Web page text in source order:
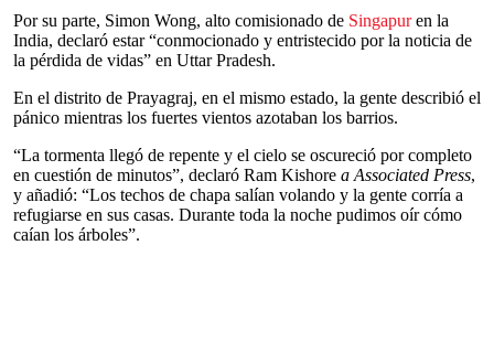
Por su parte, Simon Wong, alto comisionado de Singapuren la
India, declaró estar “conmocionado y entristecido por la noticia de
la pérdida de vidas” en Uttar Pradesh.
En el distrito de Prayagraj, en el mismo estado, la gente describió el
pánico mientras los fuertes vientos azotaban los barrios.
“La tormenta llegó de repente y el cielo se oscureció por completo
en cuestión de minutos”, declaró Ram Kishore a Associated Press,
y añadió: “Los techos de chapa salían volando y la gente corría a
refugiarse en sus casas. Durante toda la noche pudimos oír cómo
caían los árboles”.